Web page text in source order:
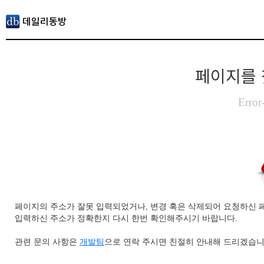
페이지를
페이지의 주소가 잘못 입력되었거나, 변경 혹은 삭제되어 요청하신
입력하신 주소가 정확한지 다시 한번 확인해주시기 바랍니다.
관련 문의 사항은 개발팀 으로 연락 주시면 친절히 안내해 드리겠습